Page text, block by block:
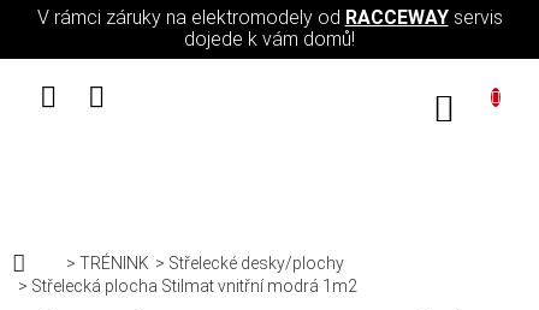
Přejít na obsah
V rámci záruky na elektromodely od RACCEWAYservis
dojede k vám domů!
Domů
TRÉNINK
Střelecké desky/plochy
Střelecká plocha Stilmat vnitřní modrá 1m2